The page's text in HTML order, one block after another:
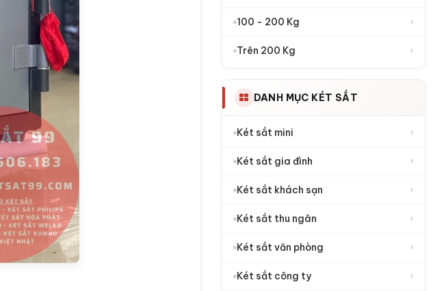
100 - 200 Kg ›
Trên 200 Kg ›
DANH MỤC KÉT SẮT
Két sắt mini ›
Két sắt gia đình ›
Két sắt khách sạn ›
Két sắt thu ngân ›
Két sắt văn phòng ›
Két sắt công ty ›